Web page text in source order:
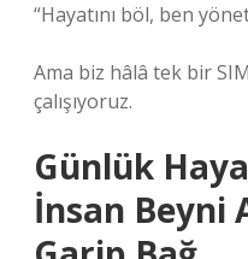
“Hayatını böl, ben
Ama biz hâlâ tek bir
çalışıyoruz.
Günlük
İnsan Beyni